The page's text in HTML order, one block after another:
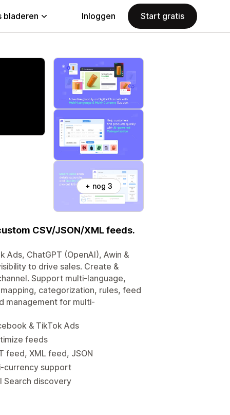
bladeren Inloggen Start gratis
+ nog 3
CSV/JSON/XML feeds.
ChatGPT (OpenAI), Awin &
to drive sales. Create &
Support multi-language,
categorization, rules, feed
management for multi-
& TikTok Ads
feeds
feed, XML feed, JSON
currency support
Search discovery